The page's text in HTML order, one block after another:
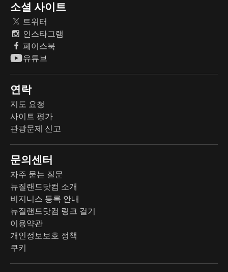
소셜 사이트
트위터
인스타그램
페이스북
유튜브
연락
지도 요청
사이트 평가
관광문제 신고
문의센터
자주 묻는 질문
뉴질랜드닷컴 소개
비지니스 등록 안내
뉴질랜드닷컴 링크 걸기
이용약관
개인정보보호 정책
쿠키